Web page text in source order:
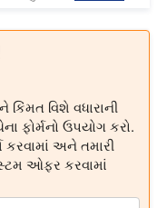
વિશે વધારાની
ફોર્મનો ઉપયોગ કરો.
કરવામાં અને તમારી
ઓફર કરવામાં